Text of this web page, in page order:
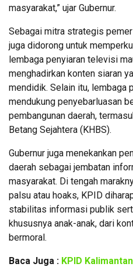
masyarakat,” ujar Gubernur.
Sebagai mitra strategis
juga didorong untuk
lembaga penyiaran televisi
menghadirkan konten siaran
mendidik. Selain itu, lembaga
mendukung penyebarluasan
pembangunan daerah,
Betang Sejahtera (KHBS).
Gubernur juga menekankan
daerah sebagai jembatan
masyarakat. Di tengah
palsu atau hoaks, KPID
stabilitas informasi publik
khususnya anak-anak, dari
bermoral.
Baca Juga : KPID